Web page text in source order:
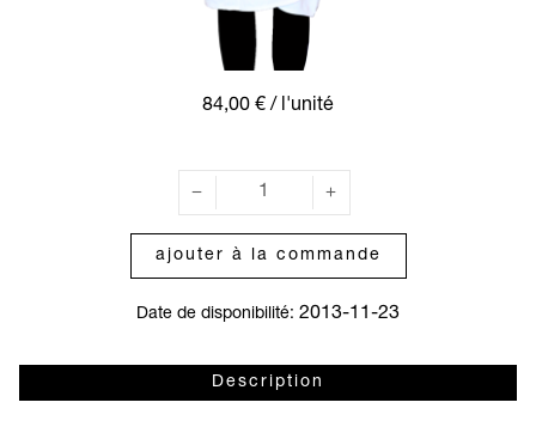
84,00 €/ l'unité
ajouter à la commande
Date de disponibilité: 2013-11-23
Description